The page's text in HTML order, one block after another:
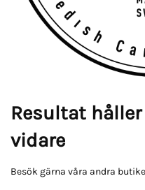
Resultat
vidare
Besök gärna våra andra